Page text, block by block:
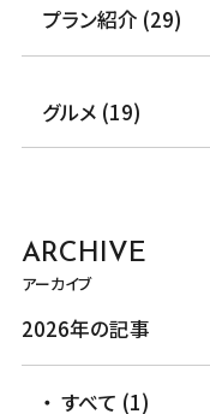
プラン紹介 (29)
グルメ (19)
ARCHIVE
アーカイブ
2026年の記事
すべて (1)